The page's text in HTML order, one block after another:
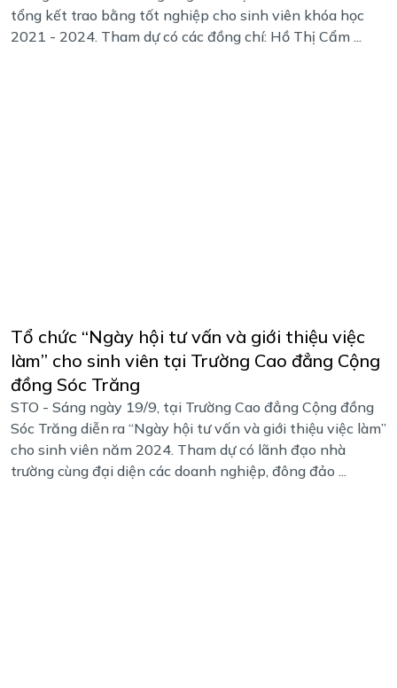
tổng kết trao bằng tốt nghiệp cho sinh viên khóa học
2021 - 2024. Tham dự có các đồng chí: Hồ Thị Cẩm ...
Tổ chức “Ngày hội tư vấn và giới thiệu việc
làm” cho sinh viên tại Trường Cao đẳng Cộng
đồng Sóc Trăng
STO - Sáng ngày 19/9, tại Trường Cao đẳng Cộng đồng
Sóc Trăng diễn ra “Ngày hội tư vấn và giới thiệu việc làm”
cho sinh viên năm 2024. Tham dự có lãnh đạo nhà
trường cùng đại diện các doanh nghiệp, đông đảo ...